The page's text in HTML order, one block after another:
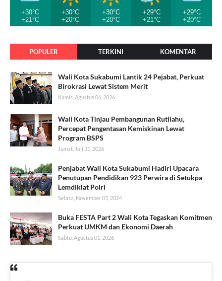
+30°C
+21°C
+30°C
+20°C
+30°C
+20°C
+29°C
+21°C
+29°C
+20°C
POPULER TERKINI KOMENTAR
Wali Kota Sukabumi Lantik 24 Pejabat, Perkuat
Birokrasi Lewat Sistem Merit
Kamis, Agustus 06, 2026
Wali Kota Tinjau Pembangunan Rutilahu,
Percepat Pengentasan Kemiskinan Lewat
Program BSPS
Jumat, Juli 31, 2026
Penjabat Wali Kota Sukabumi Hadiri Upacara
Penutupan Pendidikan 923 Perwira di Setukpa
Lemdiklat Polri
Selasa, November 05, 2024
Buka FESTA Part 2 Wali Kota Tegaskan Komitmen
Perkuat UMKM dan Ekonomi Daerah
Sabtu, Agustus 01, 2026